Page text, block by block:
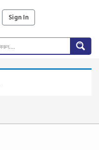
Sign In